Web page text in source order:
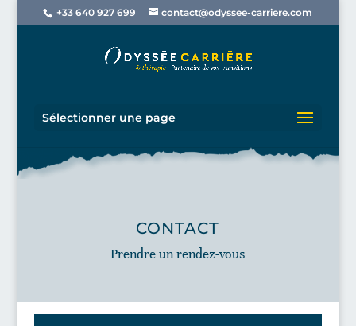
+33 640 927 699 contact@odyssee-carriere.com
Sélectionner une page
CONTACT
Prendre un rendez-vous